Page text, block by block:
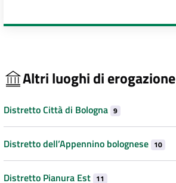
Altri luoghi di erogazione
Distretto Città di Bologna 9
Distretto dell’Appennino bolognese 10
Distretto Pianura Est 11